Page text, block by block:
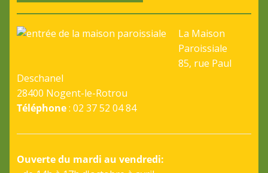
La Maison
Paroissiale
85, rue Paul
Deschanel
28400 Nogent-le-Rotrou
Téléphone: 02 37 52 04 84
Ouverte du mardi au vendredi: